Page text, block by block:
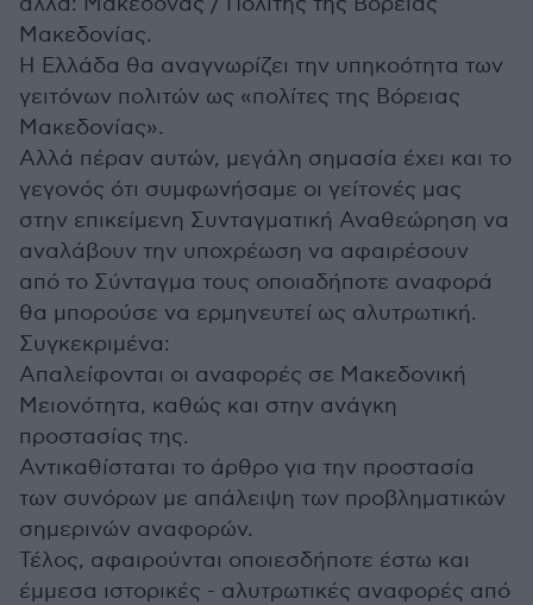
Μακεδονίας.
Η Ελλάδα θα αναγνωρίζει την υπηκοότητα των
γειτόνων πολιτών ως «πολίτες της Βόρειας
Μακεδονίας».
Αλλά πέραν αυτών, μεγάλη σημασία έχει και το
γεγονός ότι συμφωνήσαμε οι γείτονές μας
στην επικείμενη Συνταγματική Αναθεώρηση να
αναλάβουν την υποχρέωση να αφαιρέσουν
από το Σύνταγμα τους οποιαδήποτε αναφορά
θα μπορούσε να ερμηνευτεί ως αλυτρωτική.
Συγκεκριμένα:
Απαλείφονται οι αναφορές σε Μακεδονική
Μειονότητα, καθώς και στην ανάγκη
προστασίας της.
Αντικαθίσταται το άρθρο για την προστασία
των συνόρων με απάλειψη των προβληματικών
σημερινών αναφορών.
Τέλος, αφαιρούνται οποιεσδήποτε έστω και
έμμεσα ιστορικές - αλυτρωτικές αναφορές από